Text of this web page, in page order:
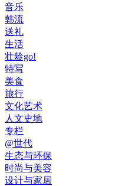
音乐
韩流
送礼
生活
壮龄go!
特写
美食
旅行
文化艺术
人文史地
专栏
@世代
生态与环保
时尚与美容
设计与家居